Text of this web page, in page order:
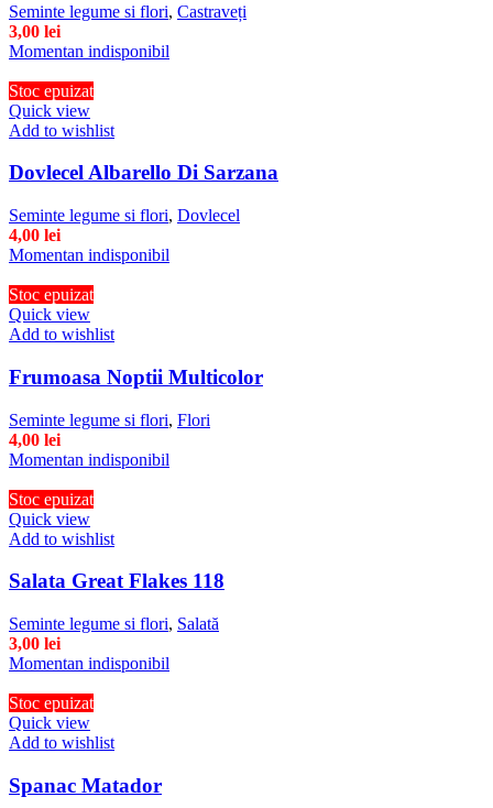
Seminte legume si flori, Castraveți
3,00 lei
Momentan indisponibil
Stoc epuizat
Quick view
Add to wishlist
Dovlecel Albarello Di Sarzana
Seminte legume si flori, Dovlecel
4,00 lei
Momentan indisponibil
Stoc epuizat
Quick view
Add to wishlist
Frumoasa Noptii Multicolor
Seminte legume si flori, Flori
4,00 lei
Momentan indisponibil
Stoc epuizat
Quick view
Add to wishlist
Salata Great Flakes 118
Seminte legume si flori, Salată
3,00 lei
Momentan indisponibil
Stoc epuizat
Quick view
Add to wishlist
Spanac Matador